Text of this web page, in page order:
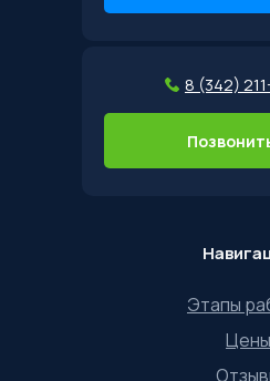
Цены
Этапы
8 (342)